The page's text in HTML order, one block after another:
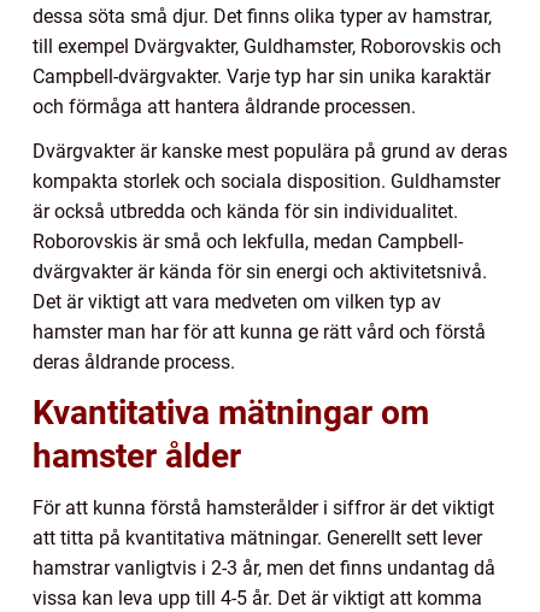
dessa söta små djur. Det finns olika typer av hamstrar,
till exempel Dvärgvakter, Guldhamster, Roborovskis och
Campbell-dvärgvakter. Varje typ har sin unika karaktär
och förmåga att hantera åldrande processen.
Dvärgvakter är kanske mest populära på grund av deras
kompakta storlek och sociala disposition. Guldhamster
är också utbredda och kända för sin individualitet.
Roborovskis är små och lekfulla, medan Campbell-
dvärgvakter är kända för sin energi och aktivitetsnivå.
Det är viktigt att vara medveten om vilken typ av
hamster man har för att kunna ge rätt vård och förstå
deras åldrande process.
Kvantitativa mätningar om
hamster ålder
För att kunna förstå hamsterålder i siffror är det viktigt
att titta på kvantitativa mätningar. Generellt sett lever
hamstrar vanligtvis i 2-3 år, men det finns undantag då
vissa kan leva upp till 4-5 år. Det är viktigt att komma